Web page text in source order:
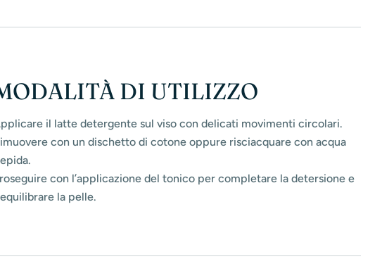
DI UTILIZZO
il latte detergente sul viso con delicati movimenti circolari.
con un dischetto di cotone oppure risciacquare con acqua
con l’applicazione del tonico per completare la detersione e
la pelle.